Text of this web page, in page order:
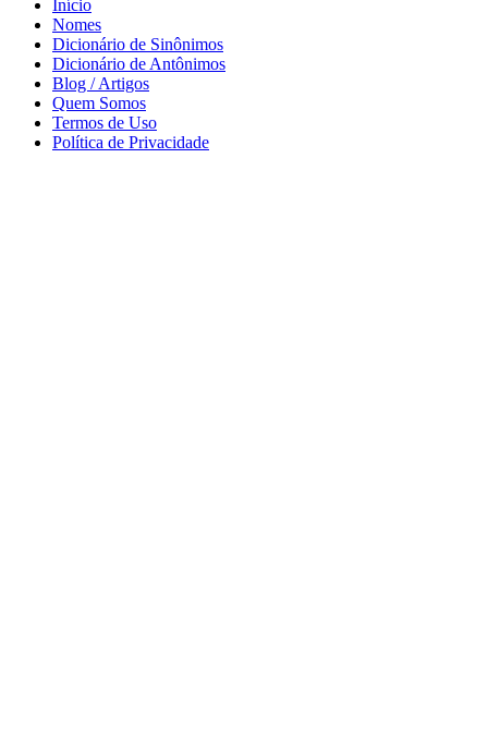
Início
Nomes
Dicionário de Sinônimos
Dicionário de Antônimos
Blog / Artigos
Quem Somos
Termos de Uso
Política de Privacidade